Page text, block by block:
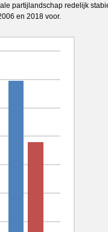
partijlandschap redelijk
en 2018 voor.